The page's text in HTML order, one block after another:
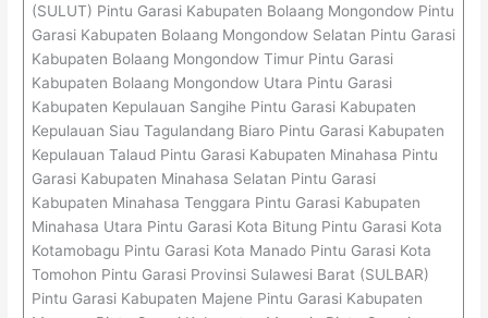
(SULUT) Pintu Garasi Kabupaten Bolaang Mongondow Pintu
Garasi Kabupaten Bolaang Mongondow Selatan Pintu Garasi
Kabupaten Bolaang Mongondow Timur Pintu Garasi
Kabupaten Bolaang Mongondow Utara Pintu Garasi
Kabupaten Kepulauan Sangihe Pintu Garasi Kabupaten
Kepulauan Siau Tagulandang Biaro Pintu Garasi Kabupaten
Kepulauan Talaud Pintu Garasi Kabupaten Minahasa Pintu
Garasi Kabupaten Minahasa Selatan Pintu Garasi
Kabupaten Minahasa Tenggara Pintu Garasi Kabupaten
Minahasa Utara Pintu Garasi Kota Bitung Pintu Garasi Kota
Kotamobagu Pintu Garasi Kota Manado Pintu Garasi Kota
Tomohon Pintu Garasi Provinsi Sulawesi Barat (SULBAR)
Pintu Garasi Kabupaten Majene Pintu Garasi Kabupaten